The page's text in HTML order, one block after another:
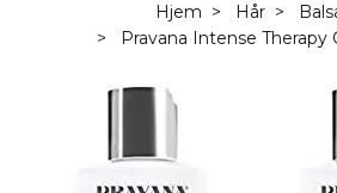
Hjem Hår
Pravana Intense Therapy